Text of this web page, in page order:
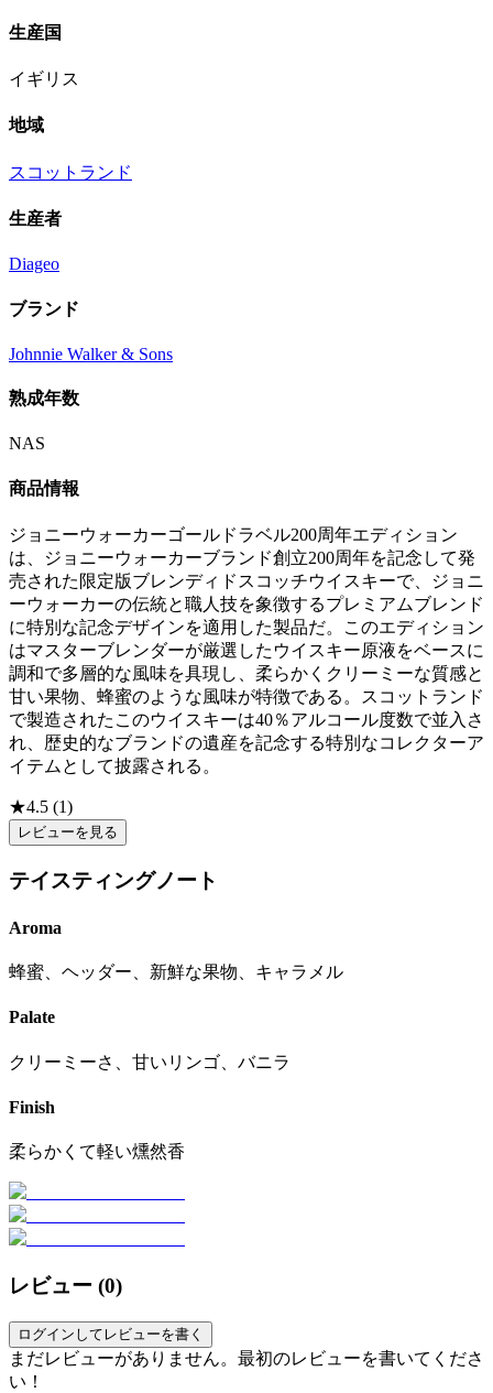
生産国
イギリス
地域
スコットランド
生産者
Diageo
ブランド
Johnnie Walker & Sons
熟成年数
NAS
商品情報
ジョニーウォーカーゴールドラベル200周年エディション
は、ジョニーウォーカーブランド創立200周年を記念して発
売された限定版ブレンディドスコッチウイスキーで、ジョニ
ーウォーカーの伝統と職人技を象徴するプレミアムブレンド
に特別な記念デザインを適用した製品だ。このエディション
はマスターブレンダーが厳選したウイスキー原液をベースに
調和で多層的な風味を具現し、柔らかくクリーミーな質感と
甘い果物、蜂蜜のような風味が特徴である。スコットランド
で製造されたこのウイスキーは40％アルコール度数で並入さ
れ、歴史的なブランドの遺産を記念する特別なコレクターア
イテムとして披露される。
★4.5 (1)
レビューを見る
テイスティングノート
Aroma
蜂蜜、ヘッダー、新鮮な果物、キャラメル
Palate
クリーミーさ、甘いリンゴ、バニラ
Finish
柔らかくて軽い燻然香
レビュー (0)
ログインしてレビューを書く
まだレビューがありません。最初のレビューを書いてくださ
い！